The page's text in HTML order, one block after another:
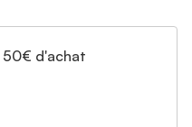
50€ d'achat